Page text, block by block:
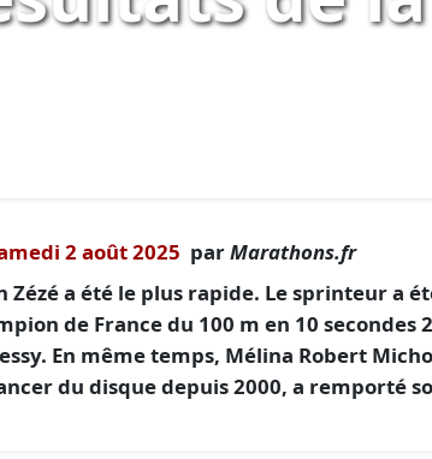
2 août 2025 parMarathons.fr
Zézé a été le plus rapide. Le sprinteur a
de France du 100 m en 10 secondes
En même temps, Mélina Robert
du disque depuis 2000, a remporté